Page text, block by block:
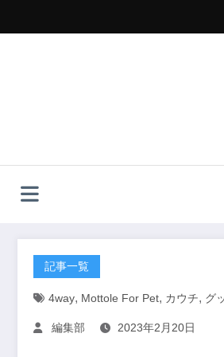
ッ
記事一覧
4way, Mottole For Pet, カウチ, グ
編集部 2023年2月20日